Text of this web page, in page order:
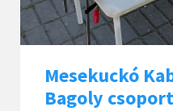
Mesekuckó
Bagoly csoport